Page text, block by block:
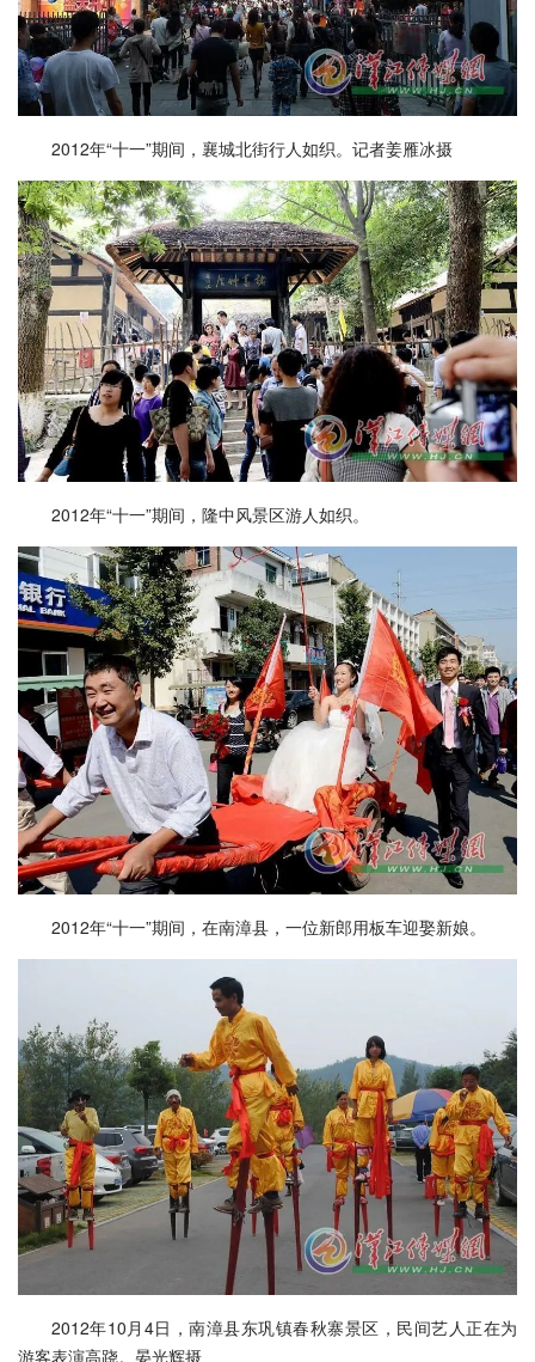
2012年“十一”期间，襄城北街行人如织。记者姜雁冰摄
2012年“十一”期间，隆中风景区游人如织。
2012年“十一”期间，在南漳县，一位新郎用板车迎娶新娘。
2012年10月4日，南漳县东巩镇春秋寨景区，民间艺人正在为
游客表演高跷。晏光辉摄